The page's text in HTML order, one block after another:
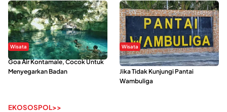
Wisata
Goa Air Kontamale, Cocok Untuk
Menyegarkan Badan
Wisata
Berkunjung Ke Wakatobi, Nyesal
Jika Tidak Kunjungi Pantai
Wambuliga
EKOSOSPOL>>